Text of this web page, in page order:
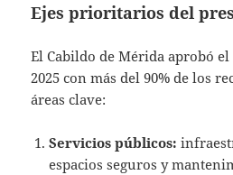
Ejes prioritarios del
El Cabildo de Mérida aprobó
2025 con más del 90% de los
áreas clave:
Servicios públicos:
espacios seguros y